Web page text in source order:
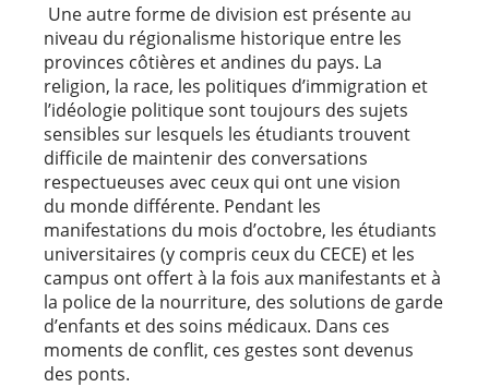
Une autre forme de division est présente au
niveau du régionalisme historique entre les
provinces côtières et andines du pays. La
religion, la race, les politiques d’immigration et
l’idéologie politique sont toujours des sujets
sensibles sur lesquels les étudiants trouvent
difficile de maintenir des conversations
respectueuses avec ceux qui ont une vision
du monde différente. Pendant les
manifestations du mois d’octobre, les étudiants
universitaires (y compris ceux du CECE) et les
campus ont offert à la fois aux manifestants et à
la police de la nourriture, des solutions de garde
d’enfants et des soins médicaux. Dans ces
moments de conflit, ces gestes sont devenus
des ponts.